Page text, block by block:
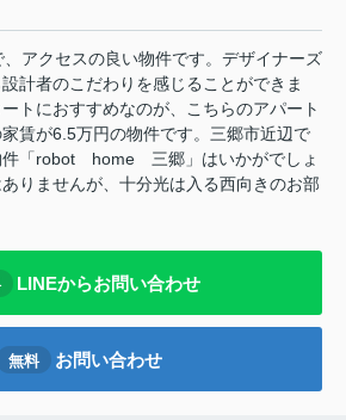
アクセスの良い物件です。デザイナーズ
計者のこだわりを感じることができま
トにおすすめなのが、こちらのアパート
賃が6.5万円の物件です。三郷市近辺で
件「robot home 三郷」はいかがでしょ
りませんが、十分光は入る西向きのお部
LINEからお問い合わせ
無料 お問い合わせ